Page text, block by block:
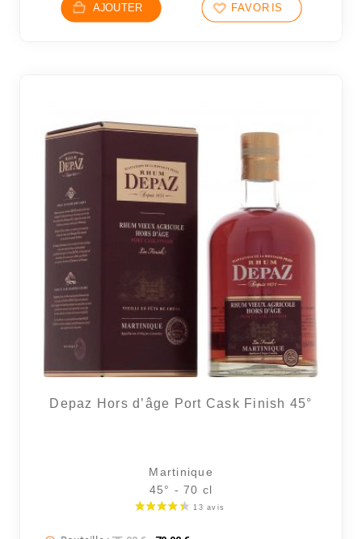
AJOUTER FAVORIS
Depaz Hors d’âge Port Cask Finish 45°
Martinique
45° - 70 cl